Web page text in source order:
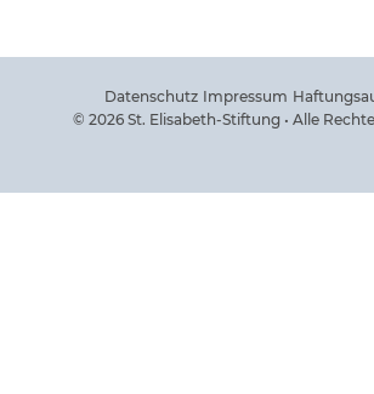
Datenschutz Impressum
© 2026 St. Elisabeth-Stiftung • Alle